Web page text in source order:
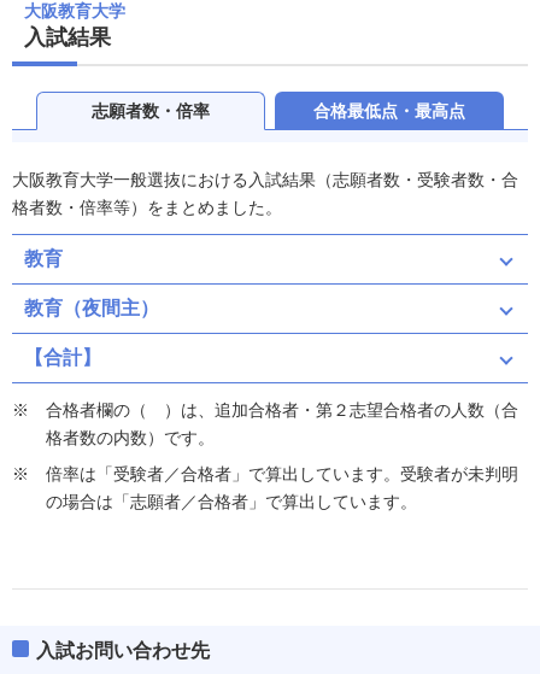
大阪教育大学
入試結果
志願者数・倍率 合格最低点・最高点
大阪教育大学一般選抜における入試結果（志願者数・受験者数・合
格者数・倍率等）をまとめました。
教育
教育（夜間主）
【合計】
合格者欄の（ ）は、追加合格者・第２志望合格者の人数（合
格者数の内数）です。
倍率は「受験者／合格者」で算出しています。受験者が未判明
の場合は「志願者／合格者」で算出しています。
入試お問い合わせ先